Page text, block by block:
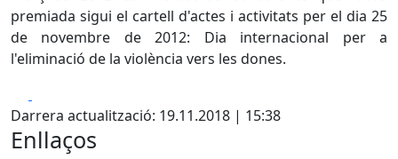
premiada sigui el cartell d'actes i activitats per el dia 25
de novembre de 2012: Dia internacional per a
l'eliminació de la violència vers les dones.
Darrera actualització: 19.11.2018 | 15:38
Enllaços